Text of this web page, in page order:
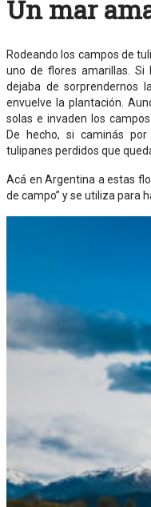
Un mar
Rodeando los campos de
uno de flores amarillas. Si
dejaba de sorprendernos
envuelve la plantación.
solas e invaden los
De hecho, si caminás
tulipanes perdidos que
Acá en Argentina a estas
de campo” y se utiliza para